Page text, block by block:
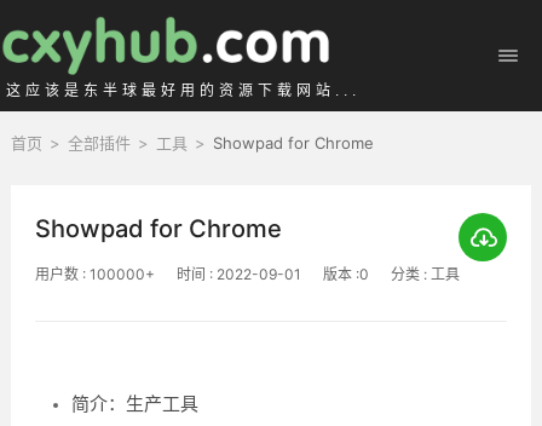
这应该是东半球最好用的资源下载网站...
首页 > 全部插件 > 工具 > Showpad for Chrome
Showpad for Chrome
用户数 : 100000+ 时间 : 2022-09-01 版本 :0 分类 : 工具
简介：生产工具